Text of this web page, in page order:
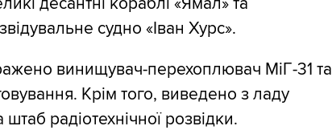
судно «Іван Хурс».
винищувач-перехоплювач МіГ-31 та
Крім того, виведено з ладу
радіотехнічної розвідки.